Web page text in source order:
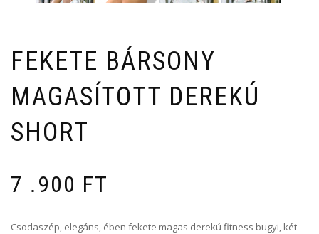
FEKETE BÁRSONY
MAGASÍTOTT DEREKÚ
SHORT
7 .900 FT
Csodaszép, elegáns, ében fekete magas derekú fitness bugyi, két